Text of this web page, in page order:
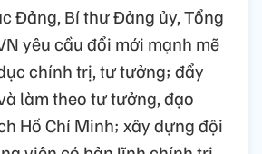
Đảng, Bí thư Đảng ủy, Tổng
yêu cầu đổi mới mạnh mẽ
chính trị, tư tưởng; đẩy
làm theo tư tưởng, đạo
Hồ Chí Minh; xây dựng đội